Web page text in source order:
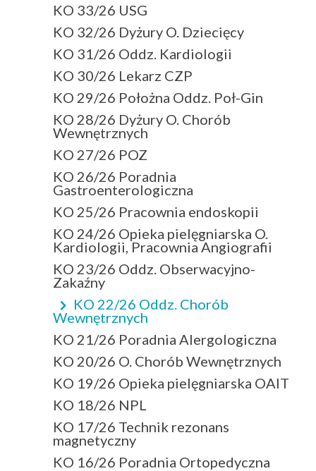
KO 33/26 USG
KO 32/26 Dyżury O. Dziecięcy
KO 31/26 Oddz. Kardiologii
KO 30/26 Lekarz CZP
KO 29/26 Położna Oddz. Poł-Gin
KO 28/26 Dyżury O. Chorób
Wewnętrznych
KO 27/26 POZ
KO 26/26 Poradnia
Gastroenterologiczna
KO 25/26 Pracownia endoskopii
KO 24/26 Opieka pielęgniarska O.
Kardiologii, Pracownia Angiografii
KO 23/26 Oddz. Obserwacyjno-
Zakaźny
KO 22/26 Oddz. Chorób
Wewnętrznych
KO 21/26 Poradnia Alergologiczna
KO 20/26 O. Chorób Wewnętrznych
KO 19/26 Opieka pielęgniarska OAIT
KO 18/26 NPL
KO 17/26 Technik rezonans
magnetyczny
KO 16/26 Poradnia Ortopedyczna